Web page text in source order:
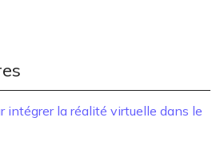
intégrer la réalité virtuelle dans le